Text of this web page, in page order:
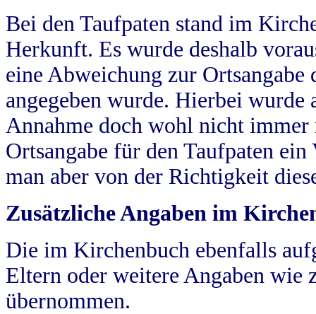
Bei den Taufpaten stand im
Herkunft. Es wurde deshalb
eine Abweichung zur
angegeben wurde. Hierbei wurde
Annahme doch wohl nicht
Ortsangabe für den Taufpaten
man aber von der Richtigkeit
Zusätzliche Angaben im
Die im Kirchenbuch ebenfalls
Eltern oder weitere Angaben wie
übernommen.